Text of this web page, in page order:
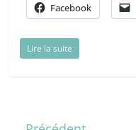
Facebook
Lire la suite